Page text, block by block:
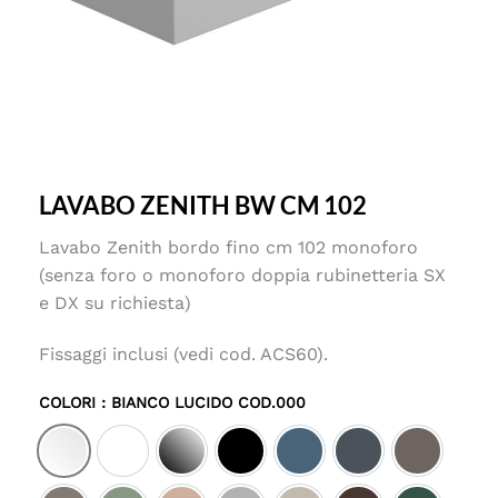
LAVABO ZENITH BW CM 102
Lavabo Zenith bordo fino cm 102 monoforo
(senza foro o monoforo doppia rubinetteria SX
e DX su richiesta)
Fissaggi inclusi (vedi cod. ACS60).
COLORI : BIANCO LUCIDO COD.000
Bianco lucido cod.000
Bianco matt cod.001
Nero lucido cod.002
Nero matt cod.003
Denim satinato cod.027
Ebano satinato
Tortora